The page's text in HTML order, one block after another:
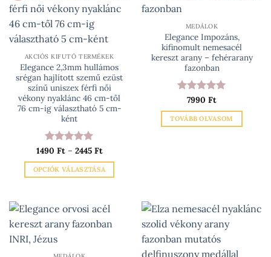
A
változatok
a
termékoldalon
választhatók
ki
termékoldalon
választhatók
ki
AKCIÓS KIFUTÓ TERMÉKEK
Elegance 2,3mm hullámos
srégan hajlított szemű ezüst
színű uniszex férfi női
vékony nyaklánc 46 cm-től
76 cm-ig választható 5 cm-
ként
Értékelés:5
/ 5
1490 Ft – 2445 FtÁrtartomány:
-
2445 Ft
OPCIÓK VÁLASZTÁSA
terméknek
több
MEDÁLOK
Elegance Impozáns,
kifinomult nemesacél
kereszt arany – fehérarany
fazonban
Értékelés:
/ 5
7990 Ft
TOVÁBB OLVASOM